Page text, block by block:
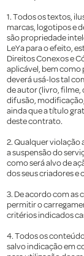
1. Todos os textos,
marcas, logotipos e
são propriedade
LeYa para o efeito,
Direitos Conexos e
aplicável, bem como
deverá usá-los tal
de autor (livro, filme,
difusão,
ainda que a título
deste contrato.
2. Qualquer violação
a suspensão do
como será alvo de
dos seus criadores e
3. De acordo com as
permitir o
critérios indicados
4. Todos os
salvo indicação em